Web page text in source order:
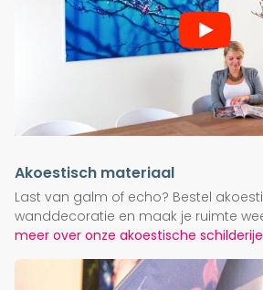
Akoestisch materiaal
Last van galm of echo? Bestel
wanddecoratie en maak je ruimte
meer over onze akoestische